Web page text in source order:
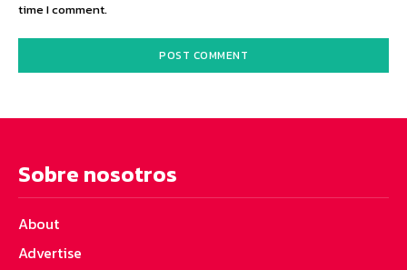
time I comment.
Sobre nosotros
About
Advertise